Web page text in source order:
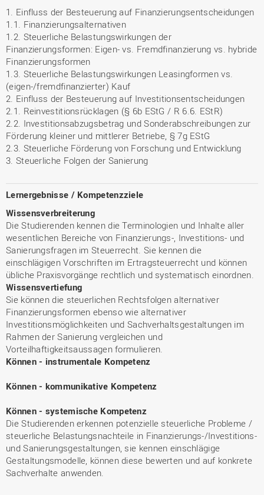
1. Einfluss der Besteuerung auf Finanzierungsentscheidungen
1.1. Finanzierungsalternativen
1.2. Steuerliche Belastungswirkungen der
Finanzierungsformen: Eigen- vs. Fremdfinanzierung vs. hybride
Finanzierungsformen
1.3. Steuerliche Belastungswirkungen Leasingformen vs.
(eigen-/fremdfinanzierter) Kauf
2. Einfluss der Besteuerung auf Investitionsentscheidungen
2.1. Reinvestitionsrücklagen (§ 6b EStG / R 6.6. EStR)
2.2. Investitionsabzugsbetrag und Sonderabschreibungen zur
Förderung kleiner und mittlerer Betriebe, § 7g EStG
2.3. Steuerliche Förderung von Forschung und Entwicklung
3. Steuerliche Folgen der Sanierung
Lernergebnisse / Kompetenzziele
Wissensverbreiterung
Die Studierenden kennen die Terminologien und Inhalte aller
wesentlichen Bereiche von Finanzierungs-, Investitions- und
Sanierungsfragen im Steuerrecht. Sie kennen die
einschlägigen Vorschriften im Ertragsteuerrecht und können
übliche Praxisvorgänge rechtlich und systematisch einordnen.
Wissensvertiefung
Sie können die steuerlichen Rechtsfolgen alternativer
Finanzierungsformen ebenso wie alternativer
Investitionsmöglichkeiten und Sachverhaltsgestaltungen im
Rahmen der Sanierung vergleichen und
Vorteilhaftigkeitsaussagen formulieren.
Können - instrumentale Kompetenz
Können - kommunikative Kompetenz
Können - systemische Kompetenz
Die Studierenden erkennen potenzielle steuerliche Probleme /
steuerliche Belastungsnachteile in Finanzierungs-/Investitions-
und Sanierungsgestaltungen, sie kennen einschlägige
Gestaltungsmodelle, können diese bewerten und auf konkrete
Sachverhalte anwenden.